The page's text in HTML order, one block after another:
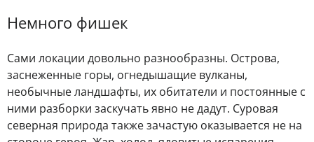
Немного фишек
Сами локации довольно разнообразны. Острова,
заснеженные горы, огнедышащие вулканы,
необычные ландшафты, их обитатели и постоянные с
ними разборки заскучать явно не дадут. Суровая
северная природа также зачастую оказывается не на